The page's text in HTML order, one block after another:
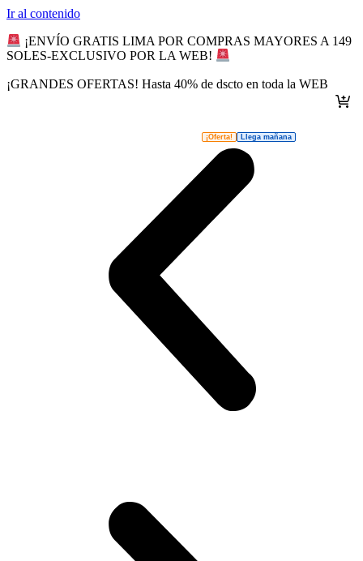
Ir al contenido
¡ENVÍO GRATIS LIMA POR COMPRAS MAYORES A 149
SOLES-EXCLUSIVO POR LA WEB!
¡GRANDES OFERTAS! Hasta 40% de dscto en toda la WEB
¡Oferta! Llega mañana